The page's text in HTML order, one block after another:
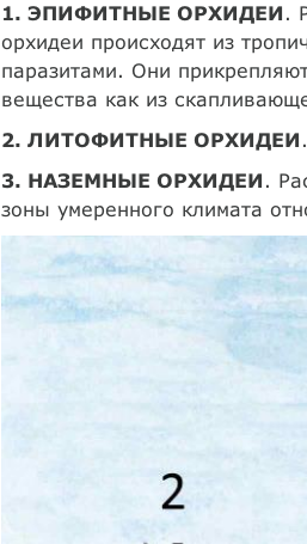
1. ЭПИФИТНЫЕ ОРХИДЕИ .
орхидеи происходят из
паразитами. Они
вещества как из
2. ЛИТОФИТНЫЕ ОРХИДЕИ
3. НАЗЕМНЫЕ ОРХИДЕИ .
зоны умеренного климата